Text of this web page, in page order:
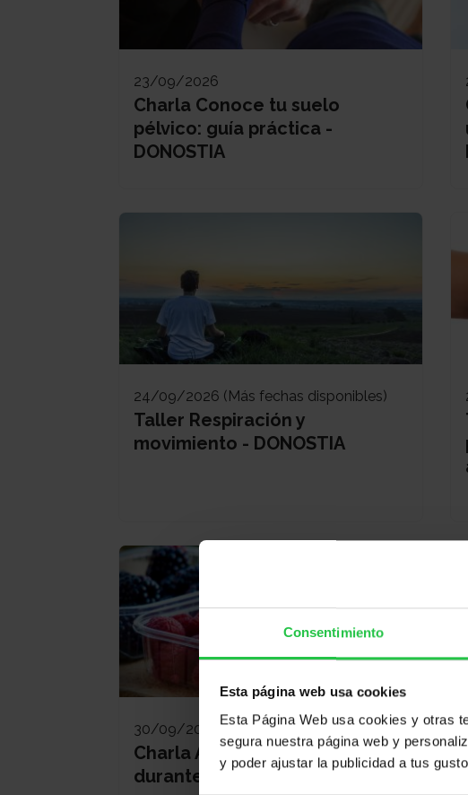
Consentimiento
Esta página web usa cookies
Esta Página Web usa cookies y otras
segura nuestra página web y
y poder ajustar la publicidad a tus
23/09/2026
Charla Conoce tu suelo
pélvico: guía práctica -
DONOSTIA
24/09/2026 (Más fechas disponibles)
Taller Respiración y
movimiento - DONOSTIA
30/09/2026
Charla Alimentarse mejor
durante el cáncer - DONOSTIA